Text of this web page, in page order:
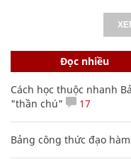
Đọc nhiều
Cách học thuộc nhanh
"thần chú"
17
Bảng công thức đạo